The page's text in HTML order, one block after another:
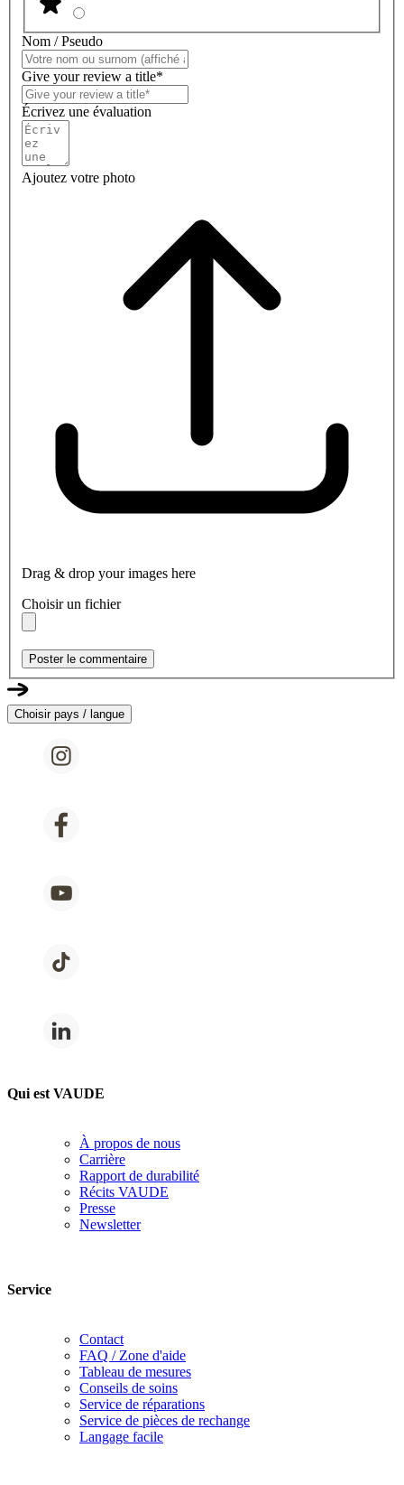
Nom / Pseudo
Give your review a title*
Écrivez une évaluation
Ajoutez votre photo
Drag & drop your images here
Choisir un fichier
Poster le commentaire
Choisir pays / langue
Qui est VAUDE
À propos de nous
Carrière
Rapport de durabilité
Récits VAUDE
Presse
Newsletter
Service
Contact
FAQ / Zone d'aide
Tableau de mesures
Conseils de soins
Service de réparations
Service de pièces de rechange
Langage facile